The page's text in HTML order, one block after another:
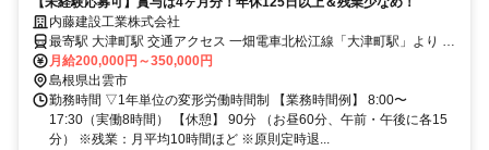
内藤建設工業株式会社
最寄駅 大津町駅 交通アクセス 一畑電車北松江線「大津町駅」より 徒
歩5分 ※駅近5分以内 ※車通勤OK
月給200,000円～350,000円
島根県出雲市
勤務時間 ▽1年単位の変形労働時間制 【業務時間例】 8:00〜
17:30（実働8時間） 【休憩】 90分 （お昼60分、午前・午後に各15
分） ※残業：月平均10時間ほど ※原則定時退...